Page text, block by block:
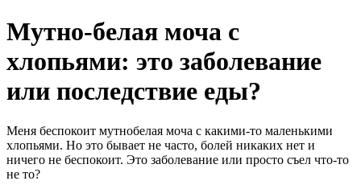
Мутно-белая моча с
хлопьями: это заболевание
или последствие еды?
Меня беспокоит мутнобелая моча с какими-то маленькими
хлопьями. Но это бывает не часто, болей никаких нет и
ничего не беспокоит. Это заболевание или просто съел что-то
не то?